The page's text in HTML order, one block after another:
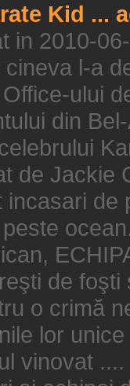
Kid ...
in 2010-
cineva l-a
ului
din
de Jackie
incasari
de
o crimă
lor
vinovat